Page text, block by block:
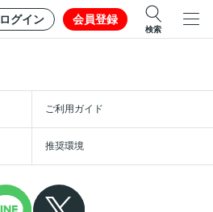
ログイン 会員登録
検索
ご利用ガイド
推奨環境